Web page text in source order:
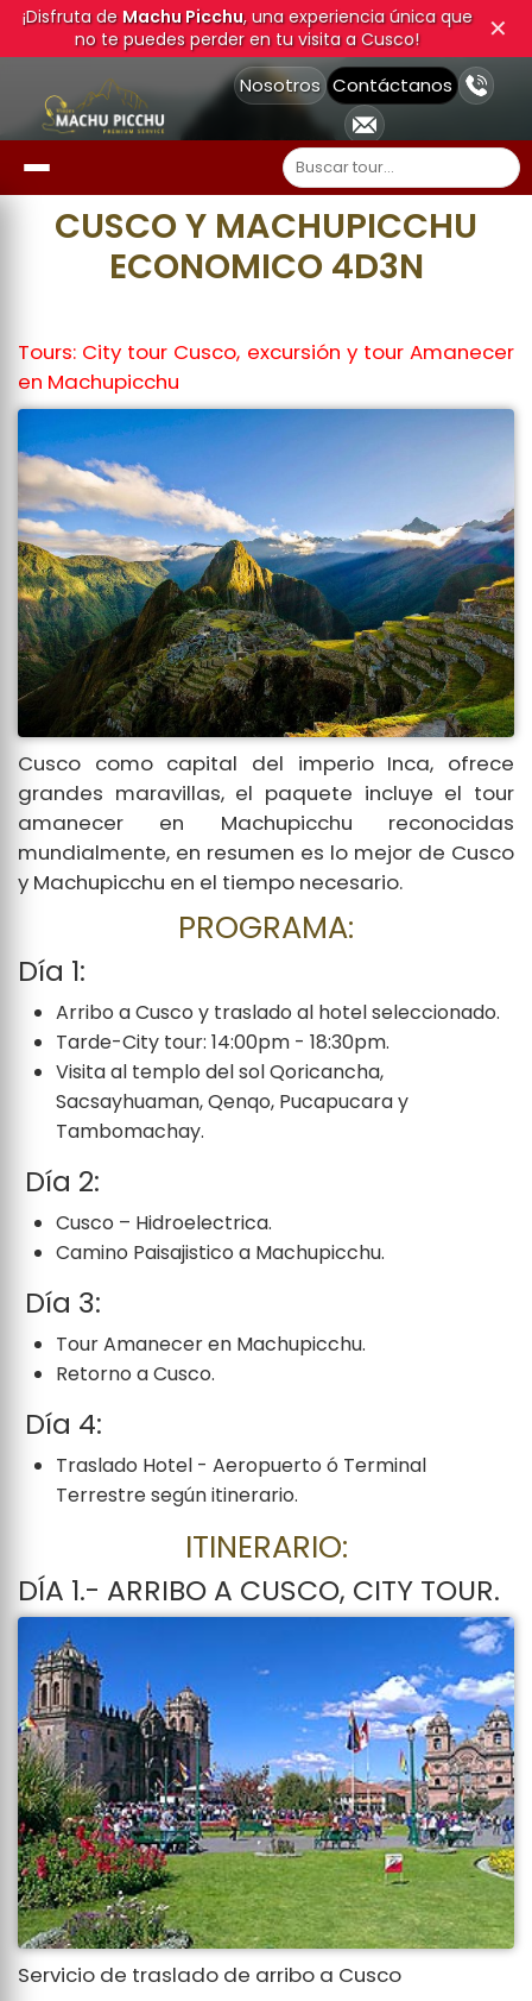
¡Disfruta deMachu Picchu, una experiencia única que
no te puedes perder en tu visita a Cusco! ✕
Contáctanos
Nosotros
CUSCO Y MACHUPICCHU
ECONOMICO 4D3N
Tours: City tour Cusco, excursión y tour Amanecer
en Machupicchu
Cusco como capital del imperio Inca, ofrece
grandes maravillas, el paquete incluye el tour
amanecer en Machupicchu reconocidas
mundialmente, en resumen es lo mejor de Cusco
y Machupicchu en el tiempo necesario.
PROGRAMA:
Día 1:
Arribo a Cusco y traslado al hotel seleccionado.
Tarde-City tour: 14:00pm - 18:30pm.
Visita al templo del sol Qoricancha,
Sacsayhuaman, Qenqo, Pucapucara y
Tambomachay.
Día 2:
Cusco – Hidroelectrica.
Camino Paisajistico a Machupicchu.
Día 3:
Tour Amanecer en Machupicchu.
Retorno a Cusco.
Día 4:
Traslado Hotel - Aeropuerto ó Terminal
Terrestre según itinerario.
ITINERARIO:
DÍA 1.- ARRIBO A CUSCO, CITY TOUR.
Servicio de traslado de arribo a Cusco